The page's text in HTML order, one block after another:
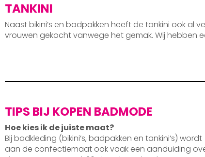
TANKINI
Naast bikini’s en badpakken heeft de tankini ook al
vrouwen gekocht vanwege het gemak. Wij hebben
TIPS BIJ KOPEN BADMODE
Hoe kies ik de juiste maat?
Bij badkleding (bikini’s, badpakken en tankini’s) wordt
aan de confectiemaat ook vaak een aanduiding